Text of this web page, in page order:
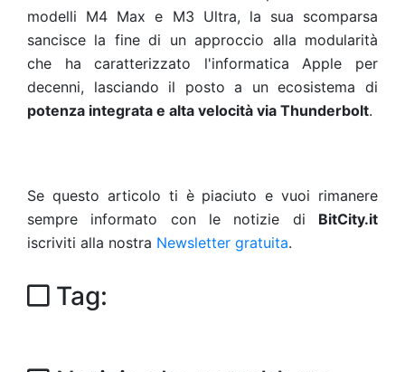
modelli M4 Max e M3 Ultra, la sua scomparsa
sancisce la fine di un approccio alla modularità
che ha caratterizzato l'informatica Apple per
decenni, lasciando il posto a un ecosistema di
potenza integrata e alta velocità via Thunderbolt.
Se questo articolo ti è piaciuto e vuoi rimanere
sempre informato con le notizie di BitCity.it
iscriviti alla nostra Newsletter gratuita.
Tag: